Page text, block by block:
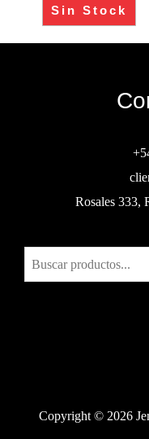
Sin Stock
Rosales 333,
Copyright © 2026